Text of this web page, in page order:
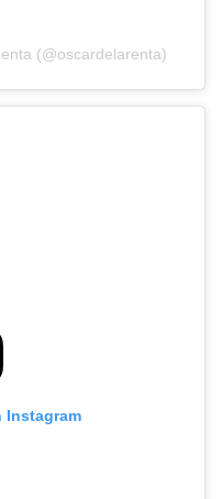
(@oscardelarenta)
Instagram